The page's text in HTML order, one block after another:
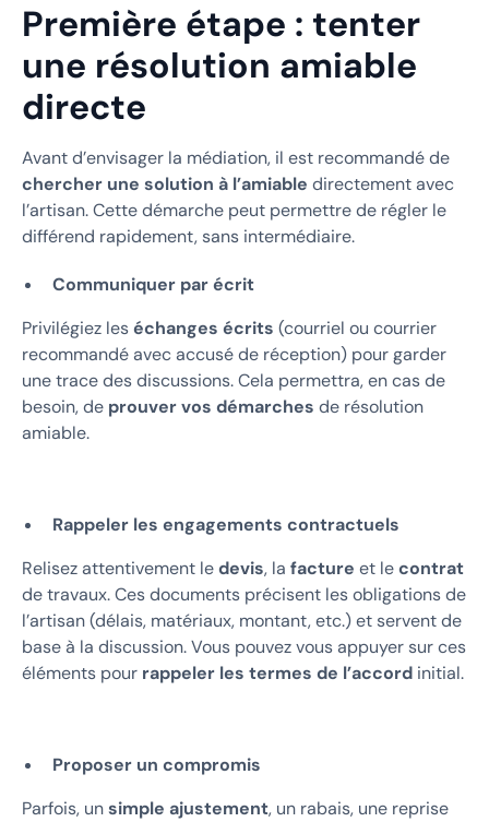
Première étape : tenter
une résolution amiable
directe
Avant d’envisager la médiation, il est recommandé de
chercher une solution à l’amiable directement avec
l’artisan. Cette démarche peut permettre de régler le
différend rapidement, sans intermédiaire.
Communiquer par écrit
Privilégiez leséchanges écrits (courriel ou courrier
recommandé avec accusé de réception) pour garder
une trace des discussions. Cela permettra, en cas de
besoin, de prouver vos démarches de résolution
amiable.
Rappeler les engagements contractuels
Relisez attentivement ledevis, la facture et lecontrat
de travaux. Ces documents précisent les obligations de
l’artisan (délais, matériaux, montant, etc.) et servent de
base à la discussion. Vous pouvez vous appuyer sur ces
éléments pour rappeler les termes de l’accord initial.
Proposer un compromis
Parfois, unsimple ajustement, un rabais, une reprise